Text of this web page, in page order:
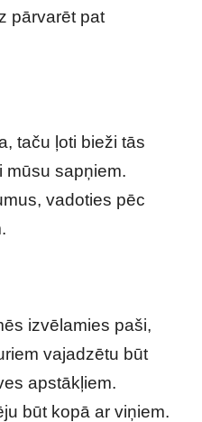
pārvarēt pat
taču ļoti bieži tās
mūsu sapņiem.
vadoties pēc
izvēlamies paši,
vajadzētu būt
apstākļiem.
būt kopā ar viņiem.